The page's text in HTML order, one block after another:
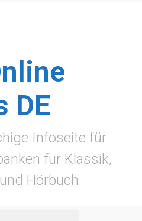
DE
Infoseite für
für Klassik,
Hörbuch.